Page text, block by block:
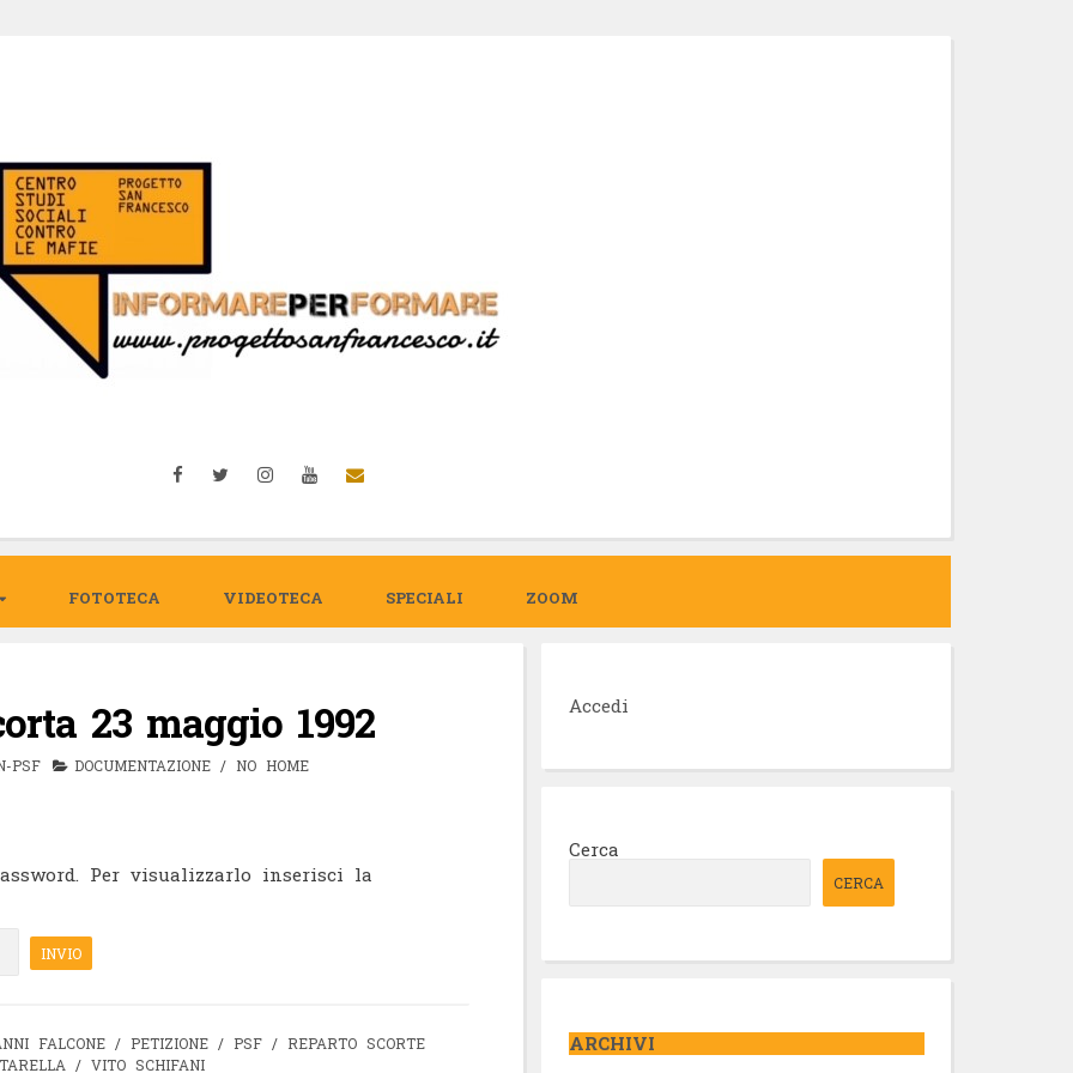
FacebookTwitterInstagramYouTubeEmail
FOTOTECA VIDEOTECA SPECIALI ZOOM
23 maggio 1992
PSF DOCUMENTAZIONE / NO HOME
Per visualizzarlo inserisci la
FALCONE / PETIZIONE / PSF / REPARTO SCORTE
/ VITO SCHIFANI
Accedi
Cerca
CERCA
ARCHIVI